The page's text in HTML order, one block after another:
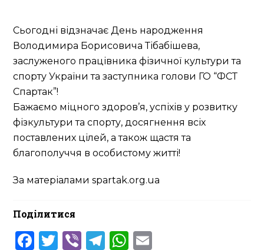
Сьогодні відзначає День народження
Володимира Борисовича Тібабішева,
заслуженого працівника фізичної культури та
спорту України та заступника голови ГО “ФСТ
Спартак”!
Бажаємо міцного здоров’я, успіхів у розвитку
фізкультури та спорту, досягнення всіх
поставлених цілей, а також щастя та
благополуччя в особистому житті!
За матеріалами spartak.org.ua
Поділитися
Facebook
Twitter
ViberTelegram
WhatsApp